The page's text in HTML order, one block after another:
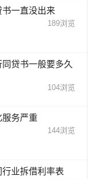
一直没出来
189浏览
贷书一般要多久
104浏览
服务严重
144浏览
业拆借利率表